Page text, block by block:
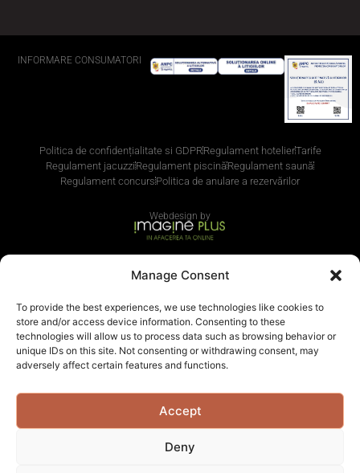
Manage Consent
To provide the best experiences, we use technologies like cookies to
store and/or access device information. Consenting to these
technologies will allow us to process data such as browsing behavior or
unique IDs on this site. Not consenting or withdrawing consent, may
adversely affect certain features and functions.
Accept
Deny
Politica de confidențialitate si GDPRRegulament hotelierTarife
Regulament jacuzzi Regulament piscină Regulament saună
Regulament concurs Politica de anulare a rezervărilor
Webdesign by
Cum pot plăti?
Acceptăm și plata cu carduri de vacanță
INFORMARE CONSUMATORI